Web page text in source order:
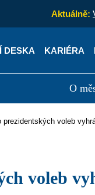
Aktuálně:
DESKA KARIÉRA
O
Úřední deska
prezidentských voleb